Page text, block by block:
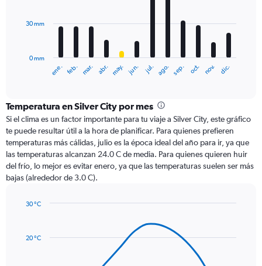
The
categories.
Range:
12
categories.
The
chart
has
1
axis
Range:
ene. feb. mar. abr. may. jun. jul. ago. sep. oct. nov. dic.
0 mm
30 mm
Temperatura en Silver City por mes
Si el clima es un factor importante para tu viaje a Silver City, este gráfico
te puede resultar útil a la hora de planificar. Para quienes prefieren
temperaturas más cálidas, julio es la época ideal del año para ir, ya que
las temperaturas alcanzan 24.0 C de media. Para quienes quieren huir
del frío, lo mejor es evitar enero, ya que las temperaturas suelen ser más
bajas (alrededor de 3.0 C).
with
14
20 °C
30 °C